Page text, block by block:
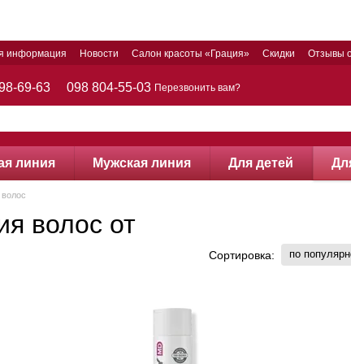
информация Новости Салон красоты «Грация» Скидки Отзывы
69-63 098 804-55-03 Перезвонить вам?
линия Мужская линия Для детей
волос от
Сортировка: по